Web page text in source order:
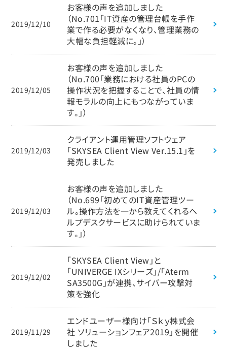
2019/12/10
お客様の声を追加しました
（No.701「IT資産の管理台帳を手作
業で作る必要がなくなり、管理業務の
大幅な負担軽減に。」）
2019/12/05
お客様の声を追加しました
（No.700「業務における社員のPCの
操作状況を把握することで、社員の情
報モラルの向上にもつながっていま
す。」）
2019/12/03
クライアント運用管理ソフトウェア
「SKYSEA Client View Ver.15.1」を
発売しました
2019/12/03
お客様の声を追加しました
（No.699「初めてのIT資産管理ツー
ル。操作方法を一から教えてくれるヘ
ルプデスクサービスに助けられていま
す。」）
2019/12/02
「SKYSEA Client View」と
「UNIVERGE IXシリーズ」/「Aterm
SA3500G」が連携、サイバー攻撃対
策を強化
2019/11/29
エンドユーザー様向け「Ｓｋｙ株式会
社 ソリューションフェア2019」を開催
しました